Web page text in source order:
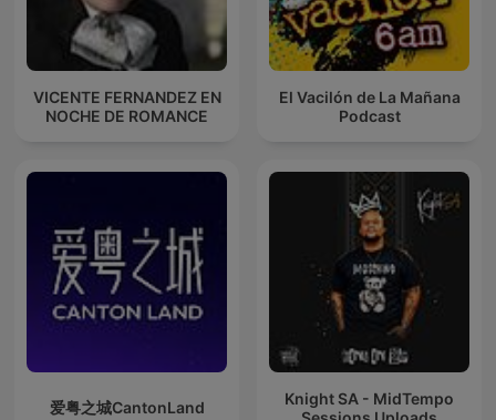
VICENTE FERNANDEZ EN
NOCHE DE ROMANCE
El Vacilón de La Mañana
Podcast
爱粤之城CantonLand
Knight SA - MidTempo